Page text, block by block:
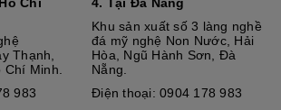
Chí
Thạnh,
Chí Minh.
983
4. Tại Đà Nẵng
Khu sản xuất số 3 làng nghề
đá mỹ nghệ Non Nước, Hải
Hòa, Ngũ Hành Sơn, Đà
Nẵng.
Điện thoại: 0904 178 983